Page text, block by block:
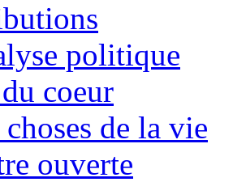
politique
coeur
de la vie
ouverte